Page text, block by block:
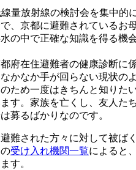
量放射線の検討会を集中的
、京都に避難されているお
の中で正確な知識を得る機
府在住避難者の健康診断に
かなか手が回らない現状の
ため一度はきちんと知りた
す。家族を亡くし、友人た
募るばかりなのです。
難された方々に対して被ば
受け入れ機関一覧によると
す。